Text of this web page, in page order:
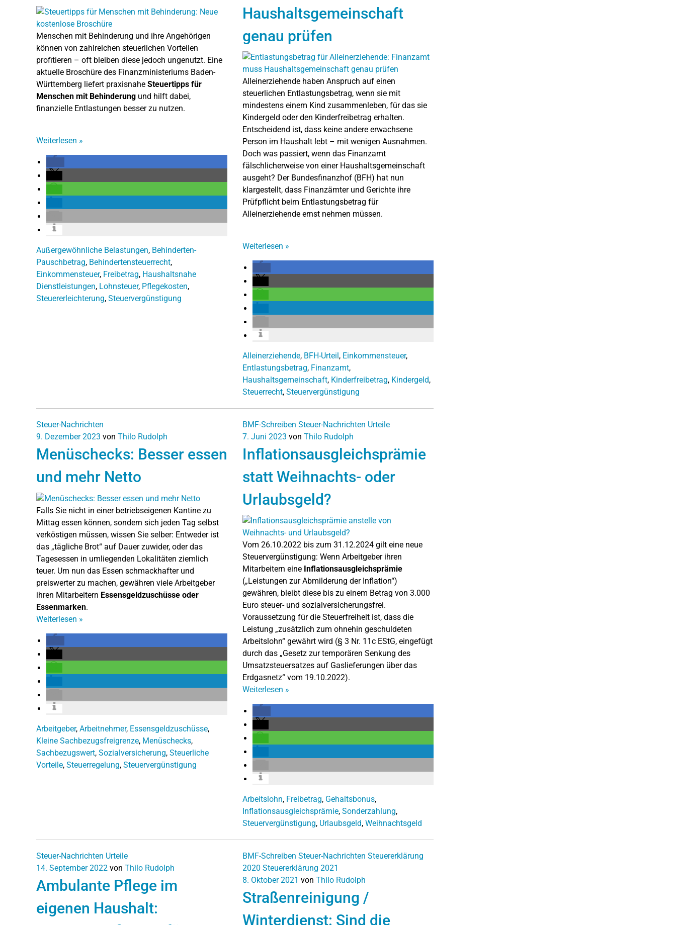
Menschen mit Behinderung und ihre Angehörigen
können von zahlreichen steuerlichen Vorteilen
profitieren – oft bleiben diese jedoch ungenutzt. Eine
aktuelle Broschüre des Finanzministeriums Baden-
Württemberg liefert praxisnahe Steuertipps für
Menschen mit Behinderung und hilft dabei,
finanzielle Entlastungen besser zu nutzen.
Weiterlesen »
Außergewöhnliche Belastungen, Behinderten-
Pauschbetrag, Behindertensteuerrecht,
Einkommensteuer, Freibetrag, Haushaltsnahe
Dienstleistungen, Lohnsteuer, Pflegekosten,
Steuererleichterung, Steuervergünstigung
Haushaltsgemeinschaft
genau prüfen
Alleinerziehende haben Anspruch auf einen
steuerlichen Entlastungsbetrag, wenn sie mit
mindestens einem Kind zusammenleben, für das sie
Kindergeld oder den Kinderfreibetrag erhalten.
Entscheidend ist, dass keine andere erwachsene
Person im Haushalt lebt – mit wenigen Ausnahmen.
Doch was passiert, wenn das Finanzamt
fälschlicherweise von einer Haushaltsgemeinschaft
ausgeht? Der Bundesfinanzhof (BFH) hat nun
klargestellt, dass Finanzämter und Gerichte ihre
Prüfpflicht beim Entlastungsbetrag für
Alleinerziehende ernst nehmen müssen.
Weiterlesen »
Alleinerziehende, BFH-Urteil, Einkommensteuer,
Entlastungsbetrag, Finanzamt,
Haushaltsgemeinschaft, Kinderfreibetrag, Kindergeld,
Steuerrecht, Steuervergünstigung
Steuer-Nachrichten
9. Dezember 2023 von Thilo Rudolph
Menüschecks: Besser essen
und mehr Netto
Falls Sie nicht in einer betriebseigenen Kantine zu
Mittag essen können, sondern sich jeden Tag selbst
verköstigen müssen, wissen Sie selber: Entweder ist
das „tägliche Brot“ auf Dauer zuwider, oder das
Tagesessen in umliegenden Lokalitäten ziemlich
teuer. Um nun das Essen schmackhafter und
preiswerter zu machen, gewähren viele Arbeitgeber
ihren Mitarbeitern Essensgeldzuschüsse oder
Essenmarken.
Weiterlesen »
Arbeitgeber, Arbeitnehmer, Essensgeldzuschüsse,
Kleine Sachbezugsfreigrenze, Menüschecks,
Sachbezugswert, Sozialversicherung, Steuerliche
Vorteile, Steuerregelung, Steuervergünstigung
BMF-Schreiben Steuer-Nachrichten Urteile
7. Juni 2023 von Thilo Rudolph
Inflationsausgleichsprämie
statt Weihnachts- oder
Urlaubsgeld?
Vom 26.10.2022 bis zum 31.12.2024 gilt eine neue
Steuervergünstigung: Wenn Arbeitgeber ihren
Mitarbeitern eine Inflationsausgleichsprämie
(„Leistungen zur Abmilderung der Inflation“)
gewähren, bleibt diese bis zu einem Betrag von 3.000
Euro steuer- und sozialversicherungsfrei.
Voraussetzung für die Steuerfreiheit ist, dass die
Leistung „zusätzlich zum ohnehin geschuldeten
Arbeitslohn“ gewährt wird (§ 3 Nr. 11c EStG, eingefügt
durch das „Gesetz zur temporären Senkung des
Umsatzsteuersatzes auf Gaslieferungen über das
Erdgasnetz“ vom 19.10.2022).
Weiterlesen »
Arbeitslohn, Freibetrag, Gehaltsbonus,
Inflationsausgleichsprämie, Sonderzahlung,
Steuervergünstigung, Urlaubsgeld, Weihnachtsgeld
Steuer-Nachrichten Urteile
14. September 2022 von Thilo Rudolph
Ambulante Pflege im
eigenen Haushalt:
BMF-Schreiben Steuer-Nachrichten Steuererklärung
2020 Steuererklärung 2021
8. Oktober 2021 von Thilo Rudolph
Straßenreinigung /
Winterdienst: Sind die